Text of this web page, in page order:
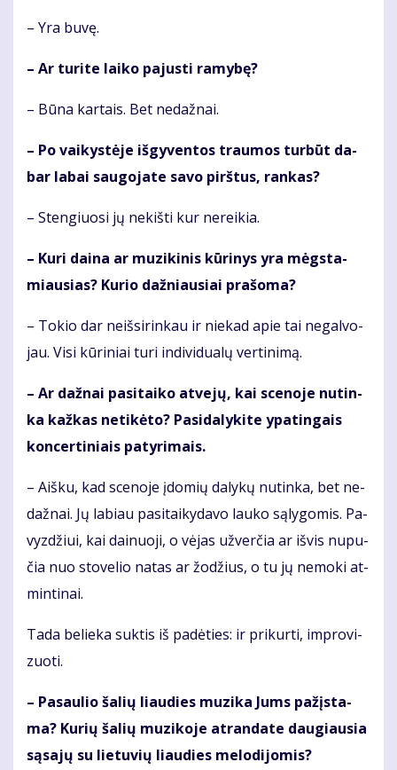
– Yra bu­vę.
– Ar tu­ri­te lai­ko pa­jus­ti ra­my­bę?
– Bū­na kar­tais. Bet ne­daž­nai.
– Po vai­kys­tė­je iš­gy­ven­tos trau­mos tur­būt da­
bar la­bai sau­go­ja­te sa­vo pirš­tus, ran­kas?
– Sten­giuo­si jų ne­kiš­ti kur ne­rei­kia.
– Ku­ri dai­na ar mu­zi­ki­nis kū­ri­nys yra mėgs­ta­
miau­sias? Ku­rio daž­niau­siai pra­šo­ma?
– To­kio dar ne­iš­si­rin­kau ir nie­kad apie tai ne­gal­vo­
jau. Vi­si kū­ri­niai tu­ri in­di­vi­du­a­lų ver­ti­ni­mą.
– Ar daž­nai pa­si­tai­ko at­ve­jų, kai sce­no­je nu­tin­
ka kaž­kas ne­ti­kė­to? Pa­si­da­ly­ki­te ypa­tin­gais
kon­cer­ti­niais pa­ty­ri­mais.
– Aiš­ku, kad sce­no­je įdo­mių da­ly­kų nu­tin­ka, bet ne­
daž­nai. Jų la­biau pa­si­tai­ky­da­vo lau­ko są­ly­go­mis. Pa­
vyz­džiui, kai dai­nuo­ji, o vė­jas už­ver­čia ar iš­vis nu­pu­
čia nuo sto­ve­lio na­tas ar žo­džius, o tu jų ne­mo­ki at­
min­ti­nai.
Ta­da be­lie­ka suk­tis iš pa­dė­ties: ir pri­kur­ti, im­pro­vi­
zuo­ti.
– Pa­sau­lio ša­lių liau­dies mu­zi­ka Jums pa­žįs­ta­
ma? Ku­rių ša­lių mu­zi­ko­je at­ran­da­te dau­giau­sia
są­sa­jų su lie­tu­vių liau­dies me­lo­di­jo­mis?